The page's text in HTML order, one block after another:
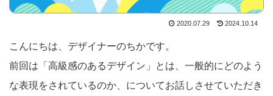
2020.07.29 2024.10.14
こんにちは、デザイナーのちかです。
前回は「高級感のあるデザイン」とは、一般的にどのよう
な表現をされているのか、についてお話しさせていただき